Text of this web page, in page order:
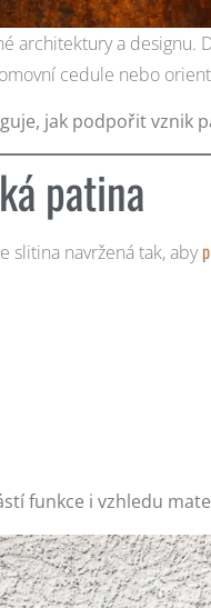
architektury a designu.
cedule nebo
jak podpořit vznik
patina
slitina navržená tak, aby
funkce i vzhledu